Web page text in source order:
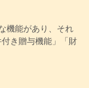
機能があり、それ
き贈与機能」「財